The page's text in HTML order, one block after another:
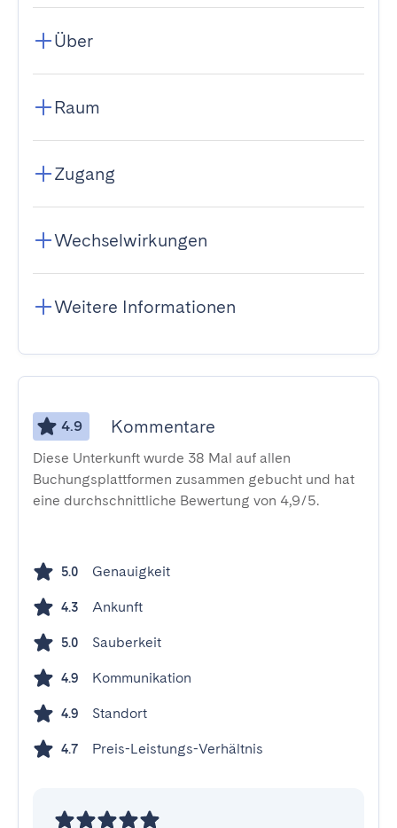
Über
Raum
Zugang
Wechselwirkungen
Weitere Informationen
4.9 Kommentare
Diese Unterkunft wurde 38 Mal auf allen
Buchungsplattformen zusammen gebucht und hat
eine durchschnittliche Bewertung von 4,9/5.
5.0 Genauigkeit
4.3 Ankunft
5.0 Sauberkeit
4.9 Kommunikation
4.9 Standort
4.7 Preis-Leistungs-Verhältnis